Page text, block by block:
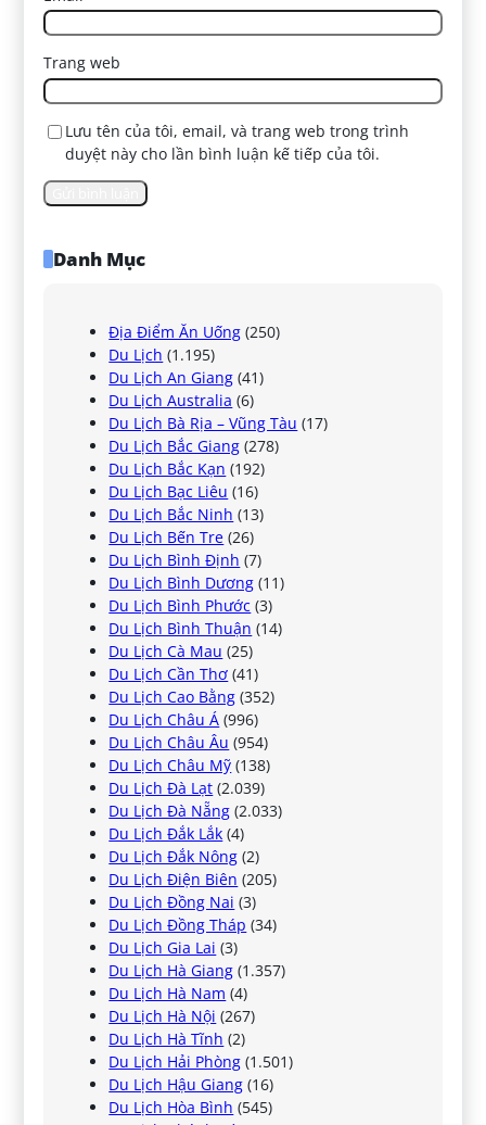
Trang web
Lưu tên của tôi, email, và trang web trong trình
duyệt này cho lần bình luận kế tiếp của tôi.
Danh Mục
Địa Điểm Ăn Uống (250)
Du Lịch (1.195)
Du Lịch An Giang (41)
Du Lịch Australia (6)
Du Lịch Bà Rịa – Vũng Tàu (17)
Du Lịch Bắc Giang (278)
Du Lịch Bắc Kạn (192)
Du Lịch Bạc Liêu (16)
Du Lịch Bắc Ninh (13)
Du Lịch Bến Tre (26)
Du Lịch Bình Định (7)
Du Lịch Bình Dương (11)
Du Lịch Bình Phước (3)
Du Lịch Bình Thuận (14)
Du Lịch Cà Mau (25)
Du Lịch Cần Thơ (41)
Du Lịch Cao Bằng (352)
Du Lịch Châu Á (996)
Du Lịch Châu Âu (954)
Du Lịch Châu Mỹ (138)
Du Lịch Đà Lạt (2.039)
Du Lịch Đà Nẵng (2.033)
Du Lịch Đắk Lắk (4)
Du Lịch Đắk Nông (2)
Du Lịch Điện Biên (205)
Du Lịch Đồng Nai (3)
Du Lịch Đồng Tháp (34)
Du Lịch Gia Lai (3)
Du Lịch Hà Giang (1.357)
Du Lịch Hà Nam (4)
Du Lịch Hà Nội (267)
Du Lịch Hà Tĩnh (2)
Du Lịch Hải Phòng (1.501)
Du Lịch Hậu Giang (16)
Du Lịch Hòa Bình (545)